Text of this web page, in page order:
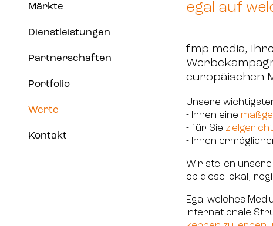
Märkte
Dienstleistungen
Partnerschaften
Portfolio
Werte
Kontakt
egal auf
fmp media,
europäischen
Unsere
- Ihnen eine
- für Sie
- Ihnen
Wir stellen unsere
ob diese lokal,
Egal welches
internationale